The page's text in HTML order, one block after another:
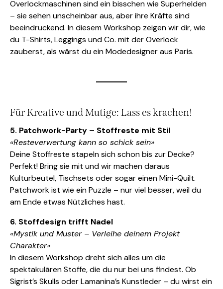
Overlockmaschinen sind ein bisschen wie Superhelden
– sie sehen unscheinbar aus, aber ihre Kräfte sind
beeindruckend. In diesem Workshop zeigen wir dir, wie
du T-Shirts, Leggings und Co. mit der Overlock
zauberst, als wärst du ein Modedesigner aus Paris.
Für Kreative und Mutige: Lass es krachen!
5. Patchwork-Party – Stoffreste mit Stil
«Resteverwertung kann so schick sein»
Deine Stoffreste stapeln sich schon bis zur Decke?
Perfekt! Bring sie mit und wir machen daraus
Kulturbeutel, Tischsets oder sogar einen Mini-Quilt.
Patchwork ist wie ein Puzzle – nur viel besser, weil du
am Ende etwas Nützliches hast.
6. Stoffdesign trifft Nadel
«Mystik und Muster – Verleihe deinem Projekt
Charakter»
In diesem Workshop dreht sich alles um die
spektakulären Stoffe, die du nur bei uns findest. Ob
Sigrist’s Skulls oder Lamanina’s Kunstleder – du wirst ein